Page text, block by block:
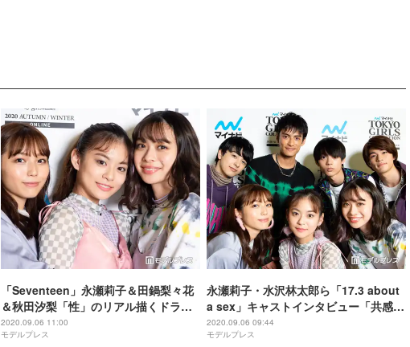
「Seventeen」永瀬莉子＆田鍋梨々花
＆秋田汐梨「性」のリアル描くドラマ
主演「不安もあった」
2020.09.06 11:00
モデルプレス
永瀬莉子・水沢林太郎ら「17.3 about
a sex」キャストインタビュー「共感し
まくると思う」「10代がやることに意
義がある」
2020.09.06 09:44
モデルプレス